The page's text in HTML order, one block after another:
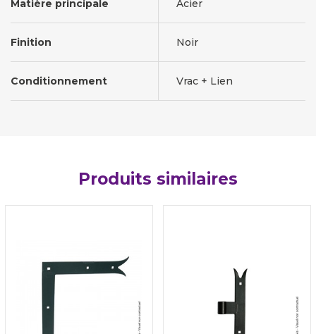
Matière principale Acier
Finition Noir
Conditionnement Vrac + Lien
Produits similaires